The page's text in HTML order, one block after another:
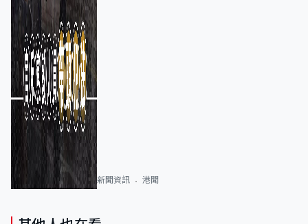
新聞資訊 港聞